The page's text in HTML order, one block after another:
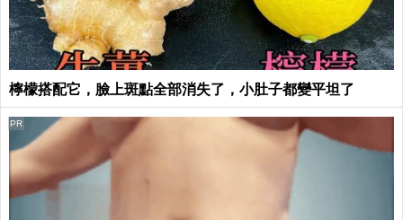
檸檬搭配它，臉上斑點全部消失了，小肚子都變平坦了
PR